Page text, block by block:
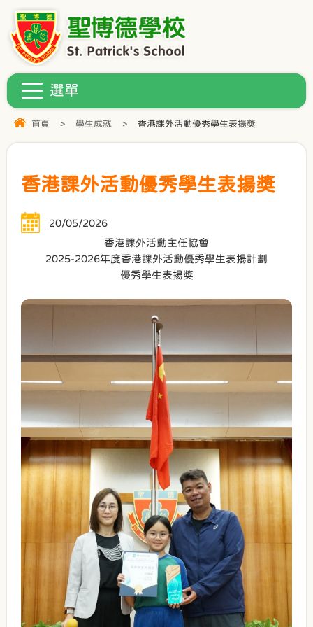
首頁 > 學生成就 > 香港課外活動優秀學生表揚獎
香港課外活動優秀學生表揚獎
20/05/2026
香港課外活動主任協會
2025-2026年度香港課外活動優秀學生表揚計劃
優秀學生表揚獎